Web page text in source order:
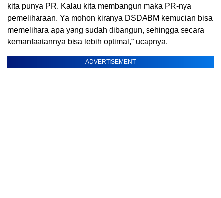
kita punya PR. Kalau kita membangun maka PR-nya
pemeliharaan. Ya mohon kiranya DSDABM kemudian bisa
memelihara apa yang sudah dibangun, sehingga secara
kemanfaatannya bisa lebih optimal,” ucapnya.
ADVERTISEMENT